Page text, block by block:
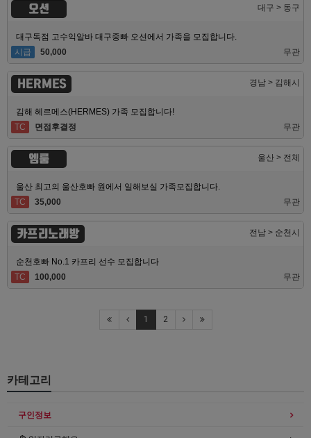
오션 대구 > 동구
대구독점 고수익알바 대구중빠 오션에서 가족을 모집합니다.
시급
50,000 무관
HERMES 경남 > 김해시
김해 헤르메스(HERMES) 가족 모집합니다!
TC
면접후결정 무관
엠룸 울산 > 전체
울산 최고의 울산호빠 원에서 일해보실 가족모집합니다.
TC
35,000 무관
카프리노래방 전남 > 순천시
순천호빠 No.1 카프리 선수 모집합니다
TC
100,000 무관
1 2
카테고리
구인정보